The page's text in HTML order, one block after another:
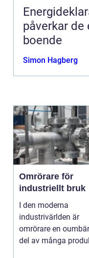
påverkar
boende
Simon Hagberg
Omrörare för
industriellt bruk
I den moderna
industrivärlden är
omrörare en
del av många